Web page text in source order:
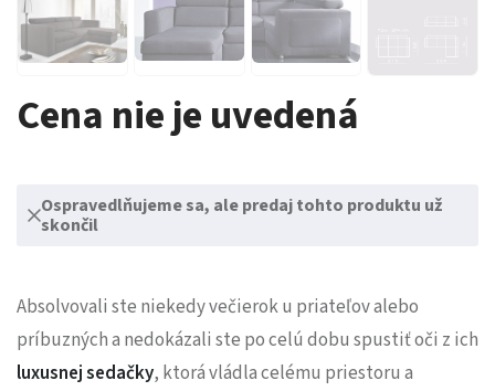
Cena nie je uvedená
Ospravedlňujeme sa, ale predaj tohto produktu už
skončil
Absolvovali ste niekedy večierok u priateľov alebo
príbuzných a nedokázali ste po celú dobu spustiť oči z ich
luxusnej sedačky, ktorá vládla celému priestoru a